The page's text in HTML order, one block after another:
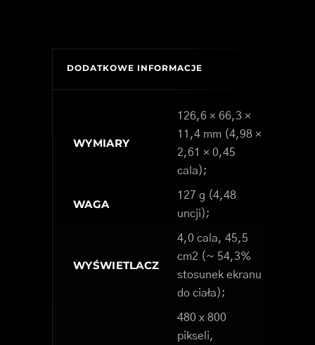
DODATKOWE INFORMACJE
WYMIARY
126,6 × 66,3 ×
11,4 mm (4,98 ×
2,61 × 0,45
cala);
WAGA
127 g (4,48
uncji);
WYŚWIETLACZ
4,0 cala, 45,5
cm2 (~ 54,3%
stosunek ekranu
do ciała);
480 x 800
pikseli,